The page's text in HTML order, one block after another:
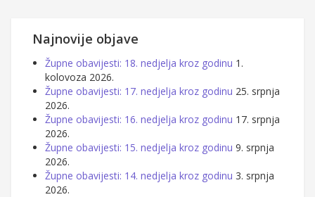
Najnovije objave
Župne obavijesti: 18. nedjelja kroz godinu 1.
kolovoza 2026.
Župne obavijesti: 17. nedjelja kroz godinu 25. srpnja
2026.
Župne obavijesti: 16. nedjelja kroz godinu 17. srpnja
2026.
Župne obavijesti: 15. nedjelja kroz godinu 9. srpnja
2026.
Župne obavijesti: 14. nedjelja kroz godinu 3. srpnja
2026.